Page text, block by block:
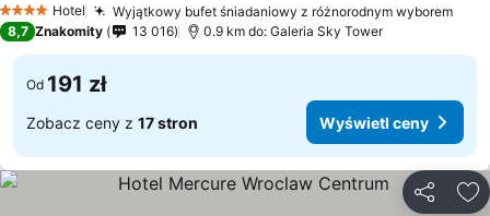
4 KategoriaHotel Wyjątkowy bufet śniadaniowy z różnorodnym wyborem
8,7 Znakomity 13 016 0.9 km do: Galeria Sky Tower
Od 191 zł
Zobacz ceny z 17 stron Wyświetl ceny